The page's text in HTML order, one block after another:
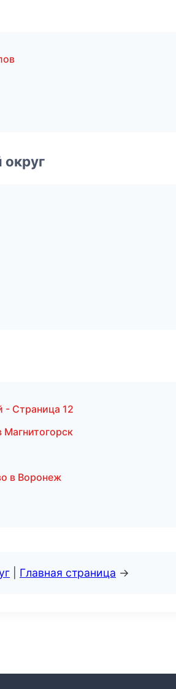
- Страница 12
в Воронеж
Главная страница →